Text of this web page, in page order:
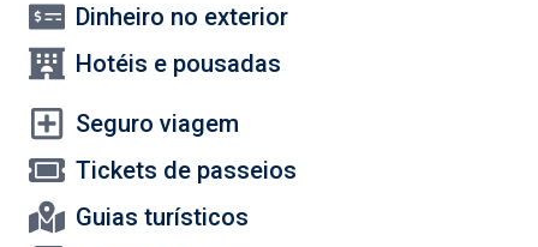
Dinheiro no exterior
Hotéis e pousadas
Seguro viagem
Tickets de passeios
Guias turísticos